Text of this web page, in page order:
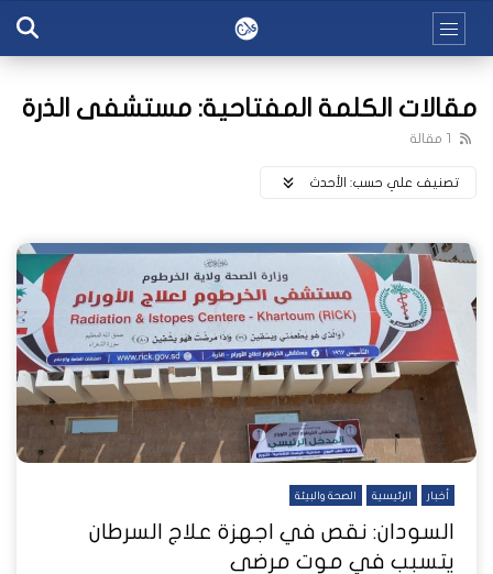
مقالات الكلمة المفتاحية: مستشفى الذرة
1 مقالة
تصنيف علي حسب: اﻷحدث
أخبار الرئيسية الصحة والبيئة
السودان: نقص في اجهزة علاج السرطان
يتسبب في موت مرضى